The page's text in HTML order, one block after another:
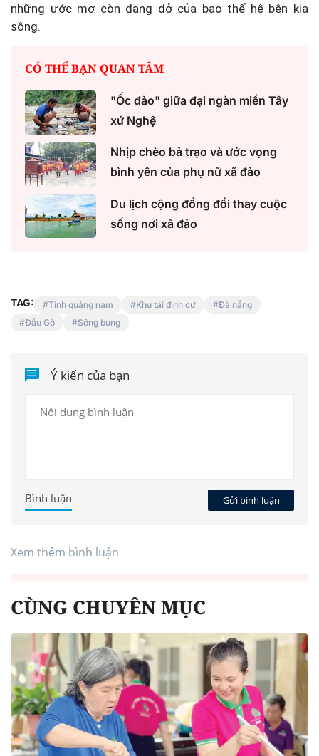
những ước mơ còn dang dở của bao thế hệ bên kia
sông.
CÓ THỂ BẠN QUAN TÂM
"Ốc đảo" giữa đại ngàn miền Tây
xứ Nghệ
Nhịp chèo bả trạo và ước vọng
bình yên của phụ nữ xã đảo
Du lịch cộng đồng đổi thay cuộc
sống nơi xã đảo
TAG: Tỉnh quảng nam Khu tái định cư
Đà nẵng
Đầu Gò
Sông bung
Ý kiến của bạn
Gửi bình luận
Bình luận
Xem thêm bình luận
CÙNG CHUYÊN MỤC